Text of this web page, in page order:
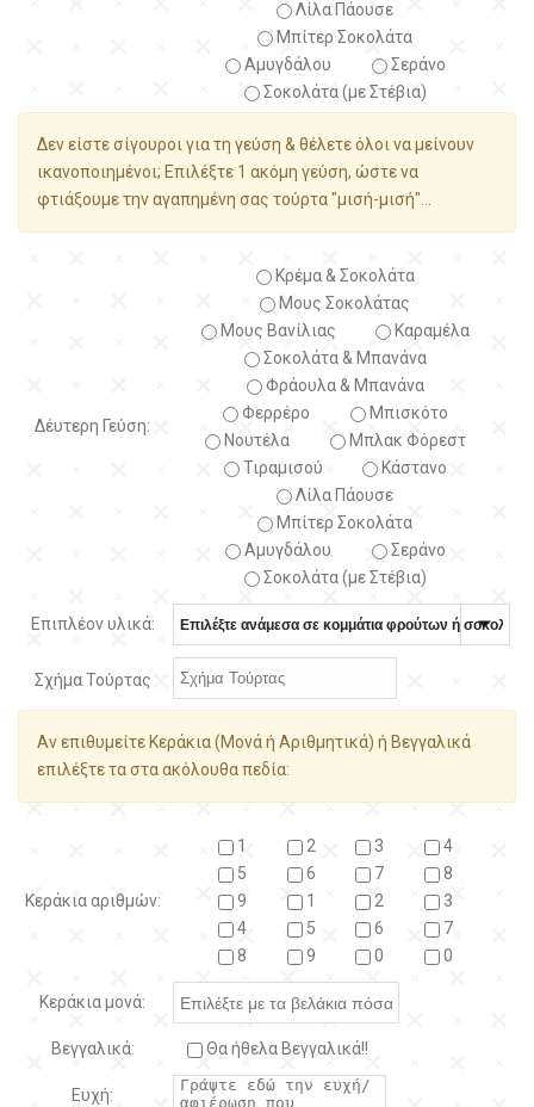
Λίλα Πάουσε
Μπίτερ Σοκολάτα
Αμυγδάλου
Σεράνο
Σοκολάτα (με Στέβια)
Δεν είστε σίγουροι για τη γεύση & θέλετε όλοι να μείνουν
ικανοποιημένοι; Επιλέξτε 1 ακόμη γεύση, ώστε να
φτιάξουμε την αγαπημένη σας τούρτα "μισή-μισή"...
Δέυτερη Γεύση:
Κρέμα & Σοκολάτα
Μους Σοκολάτας
Μους Βανίλιας
Καραμέλα
Σοκολάτα & Μπανάνα
Φράουλα & Μπανάνα
Φερρέρο
Μπισκότο
Νουτέλα
Μπλακ Φόρεστ
Τιραμισού
Κάστανο
Λίλα Πάουσε
Μπίτερ Σοκολάτα
Αμυγδάλου
Σεράνο
Σοκολάτα (με Στέβια)
Επιπλέον υλικά:
Σχήμα Τούρτας
Αν επιθυμείτε Κεράκια (Μονά ή Αριθμητικά) ή Βεγγαλικά
επιλέξτε τα στα ακόλουθα πεδία:
Κεράκια αριθμών:
1 2 3
4
5
6 7
8
9
1 2
3
4
5 6
7
8
9 0 0
Κεράκια μονά:
Βεγγαλικά: Θα ήθελα Βεγγαλικά!!
Ευχή: